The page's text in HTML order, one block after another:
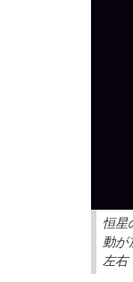
恒星
動が
左右